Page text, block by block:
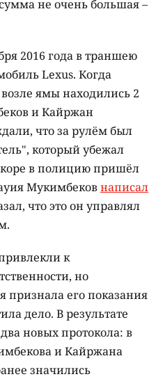
не очень большая –
2016 года в траншею
Lexus. Когда
ямы находились 2
и Кайржан
что за рулём был
который убежал
в полицию пришёл
Мукимбековнаписал
что это он управлял
к
но
признала его показания
дело. В результате
новых протокола: в
и Кайржана
значились